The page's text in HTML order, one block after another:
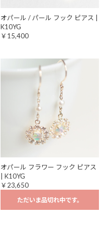
オパール / パール フック ピアス |
K10YG
￥15,400
オパール フラワー フック ピアス
| K10YG
￥23,650
ただいま品切れ中です。